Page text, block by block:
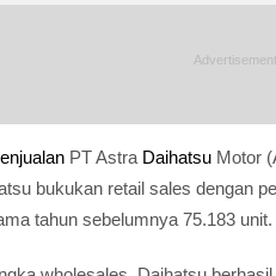
PT Astra Daihatsu Motor
bukukan retail sales dengan
tahun sebelumnya 75.183 unit.